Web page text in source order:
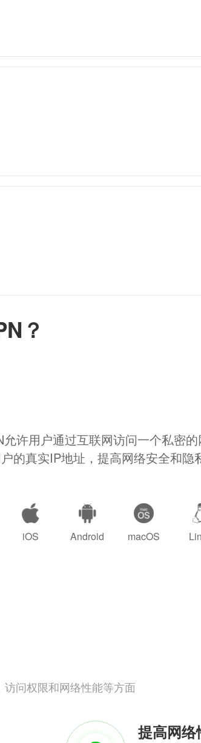
？
允许用户通过互联网访问一个私密
的真实IP地址，提高网络安全和隐
iOS Android macOS
问权限和网络性能等方面
提高网络